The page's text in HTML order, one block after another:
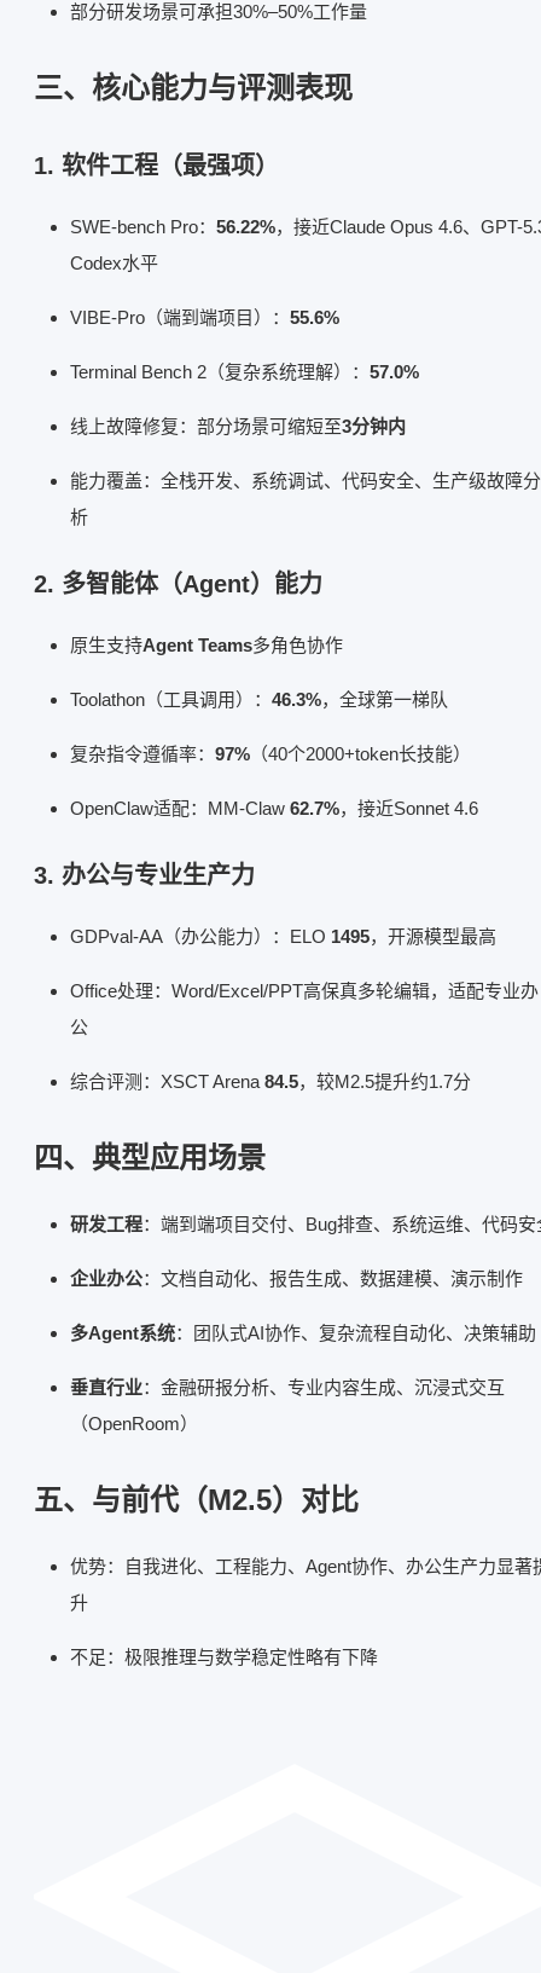
部分研发场景可承担30%–50%工作量
三、核心能力与评测表现
1. 软件工程（最强项）
SWE-bench Pro： 56.22%，接近Claude Opus 4.6、GPT-
Codex水平
VIBE-Pro（端到端项目）： 55.6%
Terminal Bench 2（复杂系统理解）： 57.0%
线上故障修复：部分场景可缩短至3分钟内
能力覆盖：全栈开发、系统调试、代码安全、生产级故障分
析
2. 多智能体（Agent）能力
原生支持Agent Teams多角色协作
Toolathon（工具调用）： 46.3%，全球第一梯队
复杂指令遵循率： 97% （40个2000+token长技能）
OpenClaw适配：MM-Claw 62.7%，接近Sonnet 4.6
3. 办公与专业生产力
GDPval-AA（办公能力）：ELO 1495，开源模型最高
Office处理：Word/Excel/PPT高保真多轮编辑，适配专业办
公
综合评测：XSCT Arena 84.5，较M2.5提升约1.7分
四、典型应用场景
研发工程：端到端项目交付、Bug排查、系统运维、代码安
企业办公：文档自动化、报告生成、数据建模、演示制作
多Agent系统：团队式AI协作、复杂流程自动化、决策辅助
垂直行业：金融研报分析、专业内容生成、沉浸式交互
（OpenRoom）
五、与前代（M2.5）对比
优势：自我进化、工程能力、Agent协作、办公生产力显著
升
不足：极限推理与数学稳定性略有下降